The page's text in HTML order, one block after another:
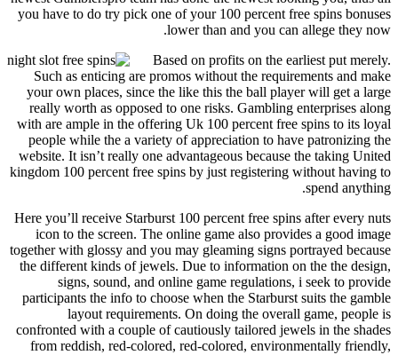
you have to do try pick one of your 100 percent free spins
lower than and you can allege
Based on profits on the earliest
Such as enticing are promos without the requirements
your own places, since the like this the ball player will
really worth as opposed to one risks. Gambling
with are ample in the offering Uk 100 percent free spins
people while the a variety of appreciation to have
website. It isn’t really one advantageous because the
kingdom 100 percent free spins by just registering without
spend
Here you’ll receive Starburst 100 percent free spins after
icon to the screen. The online game also provides a
together with glossy and you may gleaming signs portrayed
the different kinds of jewels. Due to information on the
signs, sound, and online game regulations, i seek
participants the info to choose when the Starburst suits
layout requirements. On doing the overall game,
confronted with a couple of cautiously tailored jewels in
from reddish, red-colored, red-colored,